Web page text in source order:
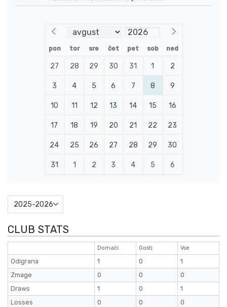
pon tor sre čet pet sob ned
27 28 29 30 31 1 2
3 4 5 6 7 8 9
10 11 12 13 14 15 16
17 18 19 20 21 22 23
24 25 26 27 28 29 30
31 1 2 3 4 5 6
CLUB STATS
Domači Gosti Vse
Odigrana 1 0
1
Zmage
0 0
0
Draws
1 0
1
Losses
0 0 0